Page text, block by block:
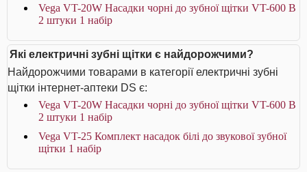
Vega VT-20W Насадки чорні до зубної щітки VT-600 В
2 штуки 1 набір
Які електричні зубні щітки є найдорожчими?
Найдорожчими товарами в категорії електричні зубні
щітки інтернет-аптеки DS є:
Vega VT-20W Насадки чорні до зубної щітки VT-600 В
2 штуки 1 набір
Vega VT-25 Комплект насадок білі до звукової зубної
щітки 1 набір